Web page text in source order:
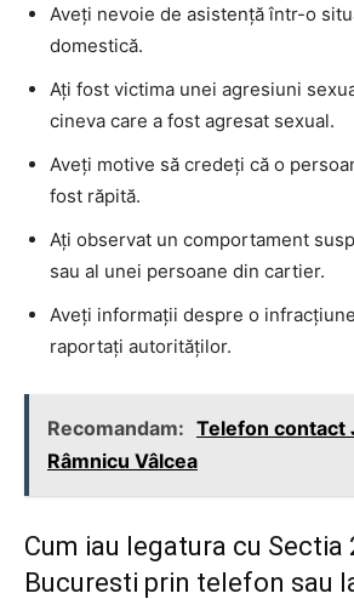
Aveți nevoie de asistență într-o
domestică.
Ați fost victima unei agresiuni
cineva care a fost agresat sexual.
Aveți motive să credeți că o
fost răpită.
Ați observat un comportament
sau al unei persoane din cartier.
Aveți informații despre o
raportați autorităților.
Recomandam: Telefon contact
Râmnicu Vâlcea
Cum iau legatura cu Sectia
Bucuresti prin telefon sau